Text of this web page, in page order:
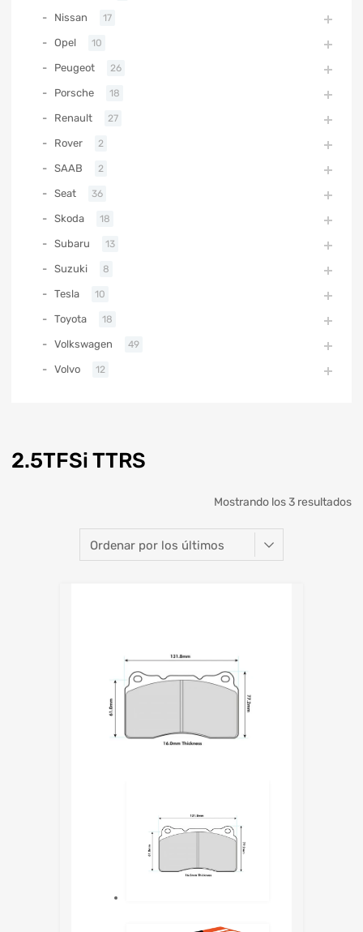
2.5TFSi TTRS
Mostrando los 3 resultados
Nissan 17
Opel 10
Peugeot 26
Porsche 18
Renault 27
Rover 2
SAAB 2
Seat 36
Skoda 18
Subaru 13
Suzuki 8
Tesla 10
Toyota 18
Volkswagen 49
Volvo 12